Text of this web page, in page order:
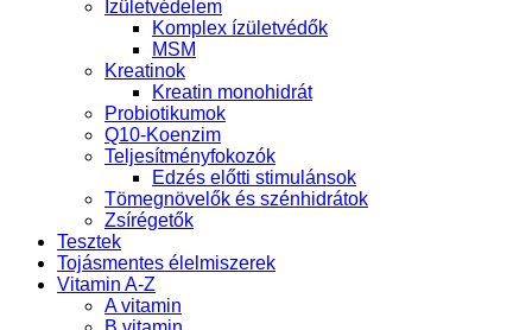
Ízületvédelem
Komplex ízületvédők
MSM
Kreatinok
Kreatin monohidrát
Probiotikumok
Q10-Koenzim
Teljesítményfokozók
Edzés előtti stimulánsok
Tömegnövelők és szénhidrátok
Zsírégetők
Tesztek
Tojásmentes élelmiszerek
Vitamin A-Z
A vitamin